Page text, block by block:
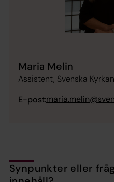
Maria Melin
Assistent, Svenska
E-post:
Synpunkter eller